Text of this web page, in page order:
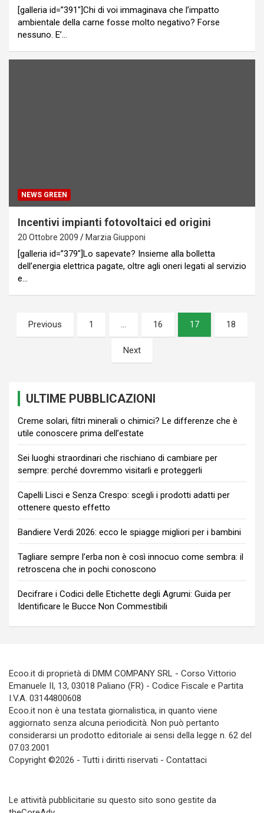
[galleria id=”391″]Chi di voi immaginava che l’impatto
ambientale della carne fosse molto negativo? Forse
nessuno. E’…
NEWS GREEN
Incentivi impianti fotovoltaici ed origini
20 Ottobre 2009 Marzia Giupponi
[galleria id=”379″]Lo sapevate? Insieme alla bolletta
dell’energia elettrica pagate, oltre agli oneri legati al servizio
e…
Paginazione
degli
Previous 1 … 16 17 18
Next
ULTIME PUBBLICAZIONI
Creme solari, filtri minerali o chimici? Le differenze che è
utile conoscere prima dell’estate
Sei luoghi straordinari che rischiano di cambiare per
sempre: perché dovremmo visitarli e proteggerli
Capelli Lisci e Senza Crespo: scegli i prodotti adatti per
ottenere questo effetto
Bandiere Verdi 2026: ecco le spiagge migliori per i bambini
Tagliare sempre l’erba non è così innocuo come sembra: il
retroscena che in pochi conoscono
Decifrare i Codici delle Etichette degli Agrumi: Guida per
Identificare le Bucce Non Commestibili
Ecoo.it di proprietà di DMM COMPANY SRL - Corso Vittorio
Emanuele II, 13, 03018 Paliano (FR) - Codice Fiscale e Partita
I.V.A. 03144800608
Ecoo.it non è una testata giornalistica, in quanto viene
aggiornato senza alcuna periodicità. Non può pertanto
considerarsi un prodotto editoriale ai sensi della legge n. 62 del
07.03.2001
Copyright ©2026 - Tutti i diritti riservati - Contattaci
Le attività pubblicitarie su questo sito sono gestite da